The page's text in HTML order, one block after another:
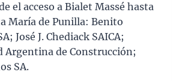
el acceso a Bialet Massé hasta
María de Punilla: Benito
José J. Chediack SAICA;
Argentina de Construcción;
SA.